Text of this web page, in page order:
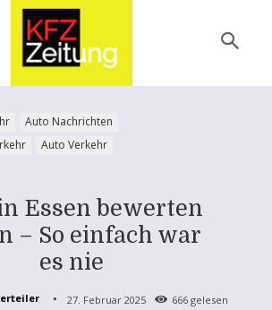
Auto Nachrichten
Auto Verkehr
Essen bewerten
– So einfach war
es nie
27. Februar 2025 666gelesen